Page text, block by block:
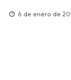
6 de enero de